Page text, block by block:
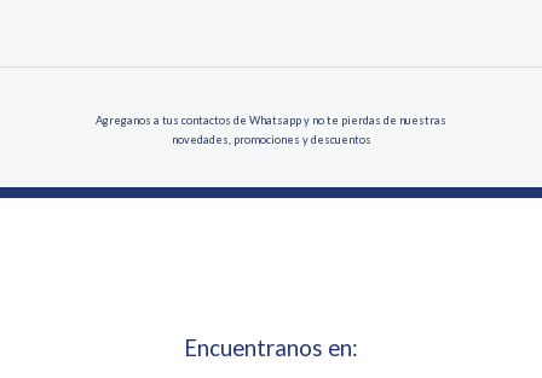
Agreganos a tus contactos de Whatsapp y no te pierdas de nuestras
novedades, promociones y descuentos
Encuentranos en: